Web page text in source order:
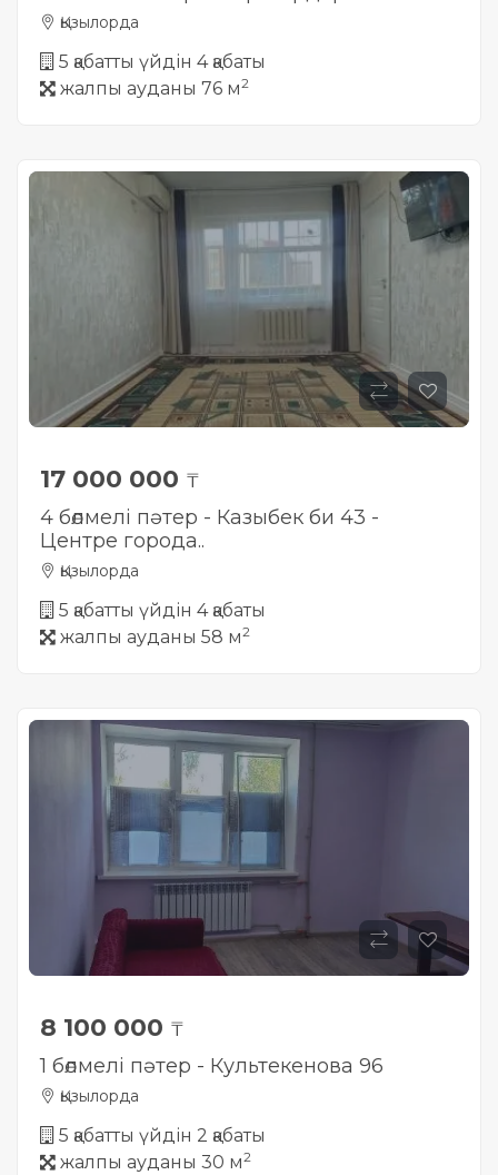
Қызылорда
5 қабатты үйдін 4 қабаты
жалпы ауданы 76 м2
17 000 000 ₸
4 бөлмелі пәтер - Казыбек би 43 -
Центре города..
Қызылорда
5 қабатты үйдін 4 қабаты
жалпы ауданы 58 м2
8 100 000 ₸
1 бөлмелі пәтер - Культекенова 96
Қызылорда
5 қабатты үйдін 2 қабаты
жалпы ауданы 30 м2